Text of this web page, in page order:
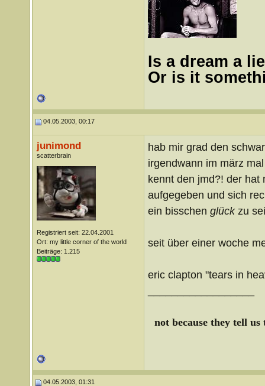
Is a dream a
Or is it
04.05.2003, 00:17
junimond
scatterbrain
Registriert seit: 22.04.2001
Ort: my little corner of the world
Beiträge: 1.215
hab mir grad den
irgendwann im märz
kennt den jmd?! der hat
aufgegeben und sich
ein bisschen glückzu
seit über einer woche
eric clapton "tears in
not because they tell
04.05.2003, 01:31